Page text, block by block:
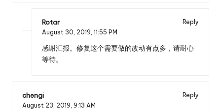
Rotar
Reply
August 30, 2019, 11:55 PM
感谢汇报。修复这个需要做的改动有点多，请耐心
等待。
chengi
Reply
August 23, 2019, 9:13 AM